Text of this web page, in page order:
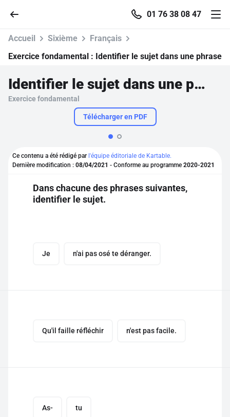
01 76 38 08 47
Accueil
Se connecter
S'inscrire gratuitement
Accueil Sixième
Français
Exercice fondamental : Identifier le sujet dans une phrase
Identifier le sujet dans une phrase
Exercice fondamental
Télécharger en PDF
Ce contenu a été rédigé par l'équipe éditoriale de Kartable.
Dernière modification : 08/04/2021 - Conforme au programme 2020-2021
Dans chacune des phrases suivantes,
identifier le sujet.
Je n'ai pas osé te déranger.
Qu'il faille réfléchir n'est pas facile.
As- tu